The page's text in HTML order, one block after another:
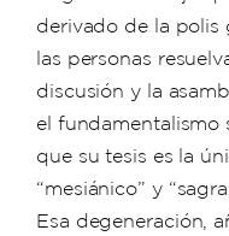
derivado de la
las personas
discusión y la
el fundamentalismo
que su tesis es la
“mesiánico” y
Esa degeneración,